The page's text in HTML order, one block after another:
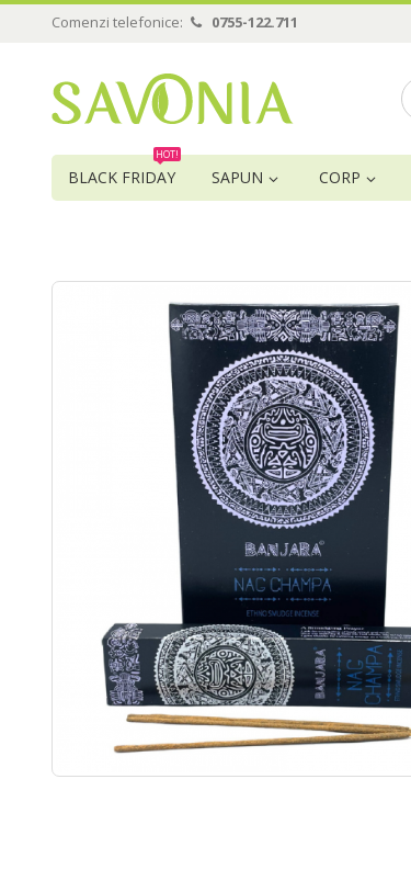
Comenzi telefonice: 0755-122.711
BLACK FRIDAY
HOT!
SAPUN CORP